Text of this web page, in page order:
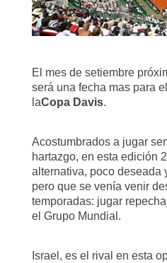
El mes de setiembre
será una fecha mas para
laCopa Davis.
Acostumbrados a jugar
hartazgo, en esta edición
alternativa, poco deseada
pero que se venía venir
temporadas: jugar
el Grupo Mundial.
Israel, es el rival en esta